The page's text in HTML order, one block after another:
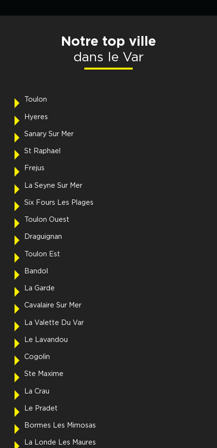
Notre top ville
dans le Var
Toulon
Hyeres
Sanary Sur Mer
St Raphael
Frejus
La Seyne Sur Mer
Six Fours Les Plages
Toulon Ouest
Draguignan
Toulon Est
Bandol
La Garde
Cavalaire Sur Mer
La Valette Du Var
Le Lavandou
Cogolin
Ste Maxime
La Crau
Le Pradet
Bormes Les Mimosas
La Londe Les Maures